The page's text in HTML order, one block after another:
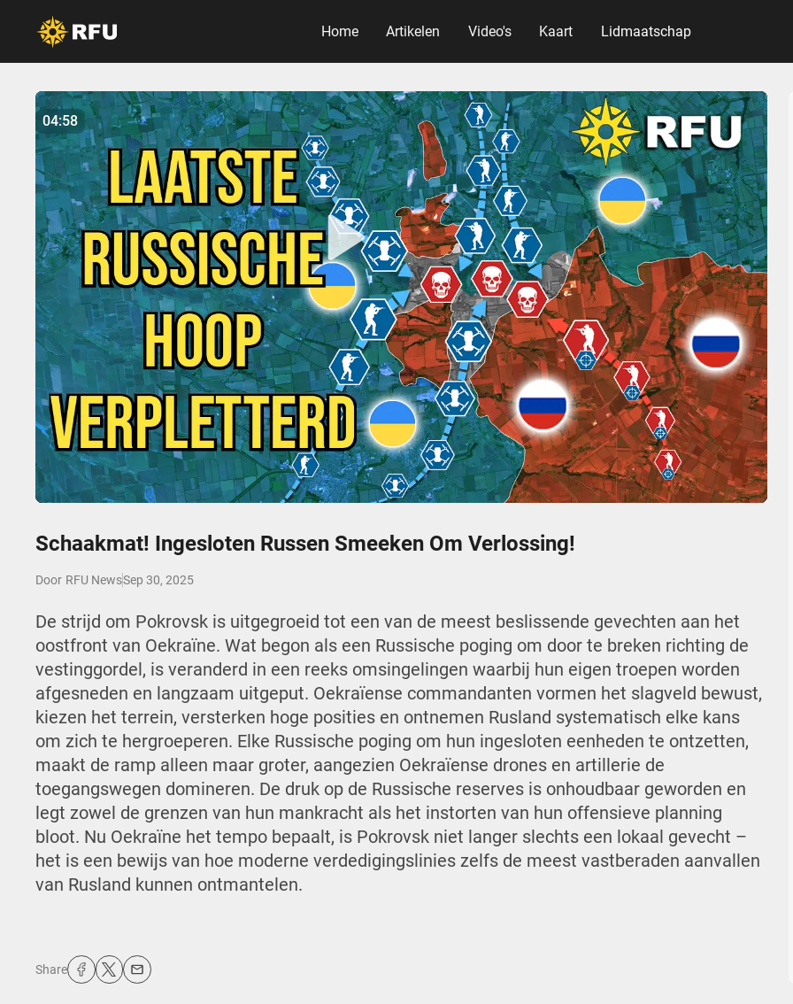
Home Artikelen Video's Kaart Lidmaatschap
Play
04:58
Mute Settings
Enter
No items found.
04:58
Schaakmat! Ingesloten Russen Smeeken Om Verlossing!
Door RFU NewsSep 30, 2025
De strijd om Pokrovsk is uitgegroeid tot een van de meest beslissende gevechten aan het
oostfront van Oekraïne. Wat begon als een Russische poging om door te breken richting de
vestinggordel, is veranderd in een reeks omsingelingen waarbij hun eigen troepen worden
afgesneden en langzaam uitgeput. Oekraïense commandanten vormen het slagveld bewust,
kiezen het terrein, versterken hoge posities en ontnemen Rusland systematisch elke kans
om zich te hergroeperen. Elke Russische poging om hun ingesloten eenheden te ontzetten,
maakt de ramp alleen maar groter, aangezien Oekraïense drones en artillerie de
toegangswegen domineren. De druk op de Russische reserves is onhoudbaar geworden en
legt zowel de grenzen van hun mankracht als het instorten van hun offensieve planning
bloot. Nu Oekraïne het tempo bepaalt, is Pokrovsk niet langer slechts een lokaal gevecht –
het is een bewijs van hoe moderne verdedigingslinies zelfs de meest vastberaden aanvallen
van Rusland kunnen ontmantelen.
Share